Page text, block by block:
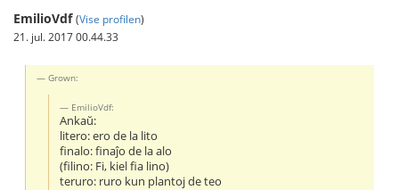
EmilioVdf (Vise profilen)
21. jul. 2017 00.44.33
Grown:
EmilioVdf:
Ankaŭ:
litero: ero de la lito
finalo: finaĵo de la alo
(filino: Fi, kiel fia lino)
teruro: ruro kun plantoj de teo